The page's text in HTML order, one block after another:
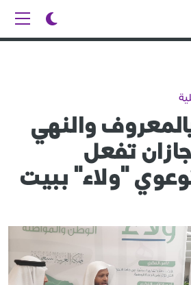
والنهي
تفعل
"ولاء" ببيت